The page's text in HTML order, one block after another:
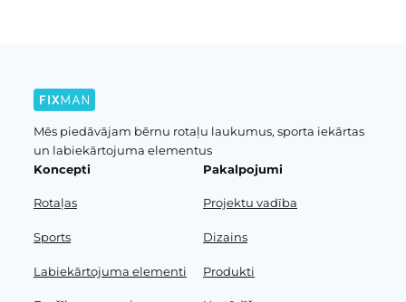
Mēs piedāvājam bērnu rotaļu laukumus, sporta iekārtas
un labiekārtojuma elementus
Koncepti
Rotaļas
Sports
Labiekārtojuma elementi
Pakalpojumi
Projektu vadība
Dizains
Produkti